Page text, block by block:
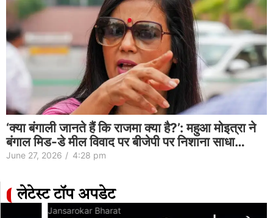
‘क्या बंगाली जानते हैं कि राजमा क्या है?’: महुआ मोइत्रा ने
बंगाल मिड-डे मील विवाद पर बीजेपी पर निशाना साधा…
June 27, 2026 / 4:28 pm
लेटेस्ट टॉप अपडेट
Jansarokar Bharat